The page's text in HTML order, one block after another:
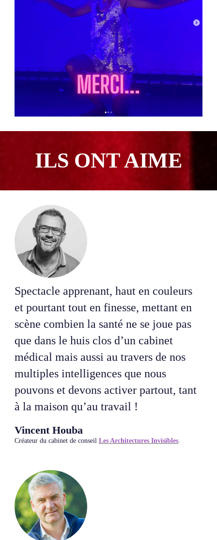
ILS ONT AIME
Spectacle apprenant, haut en couleurs
et pourtant tout en finesse, mettant en
scène combien la santé ne se joue pas
que dans le huis clos d’un cabinet
médical mais aussi au travers de nos
multiples intelligences que nous
pouvons et devons activer partout, tant
à la maison qu’au travail !
Vincent Houba
Créateur du cabinet de conseil Les Architectures Invisibles